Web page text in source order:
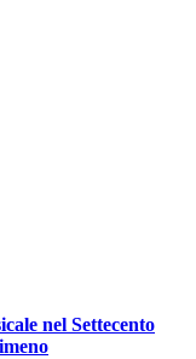
nel Settecento